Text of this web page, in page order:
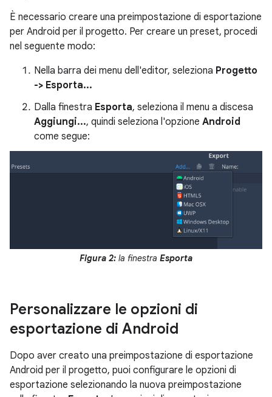
È necessario creare una preimpostazione di esportazione
per Android per il progetto. Per creare un preset, procedi
nel seguente modo:
Nella barra dei menu dell'editor, seleziona Progetto
-> Esporta...
Dalla finestra Esporta, seleziona il menu a discesa
Aggiungi..., quindi seleziona l'opzione Android
come segue:
Figura 2: la finestra Esporta
Personalizzare le opzioni di
esportazione di Android
Dopo aver creato una preimpostazione di esportazione
Android per il progetto, puoi configurare le opzioni di
esportazione selezionando la nuova preimpostazione